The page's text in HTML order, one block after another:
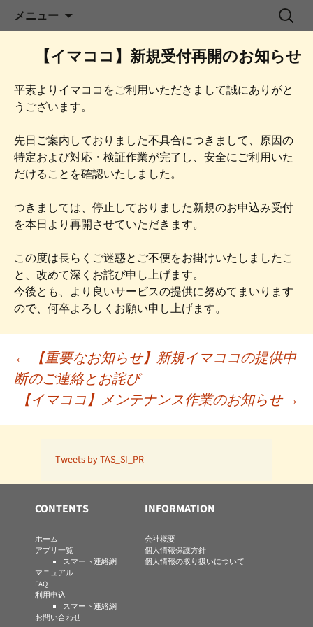
スマートシリーズ
メニュー
ン
へ
ス
ッ
プ
検
索:
【イマココ】新規受付再開のお知らせ
平素よりイマココをご利用いただきまして誠にありがと
うございます。
先日ご案内しておりました不具合につきまして、原因の
特定および対応・検証作業が完了し、安全にご利用いた
だけることを確認いたしました。
つきましては、停止しておりました新規のお申込み受付
を本日より再開させていただきます。
この度は長らくご迷惑とご不便をお掛けいたしましたこ
と、改めて深くお詫び申し上げます。
今後とも、より良いサービスの提供に努めてまいります
ので、何卒よろしくお願い申し上げます。
投
稿
ビ
←
【重要なお知らせ】新規イマココの提供中
断のご連絡とお詫び
【イマココ】メンテナンス作業のお知らせ →
Tweets by TAS_SI_PR
CONTENTS
ホーム
アプリ一覧
スマート連絡網
マニュアル
FAQ
利用申込
スマート連絡網
お問い合わせ
INFORMATION
会社概要
個人情報保護方針
個人情報の取り扱いについて